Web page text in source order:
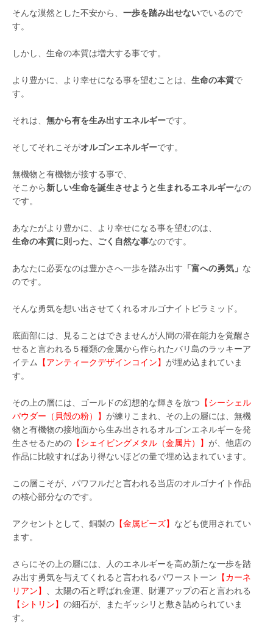
そんな漠然とした不安から、 一歩を踏み出せないでいるので
す。
しかし、生命の本質は増大する事です。
より豊かに、より幸せになる事を望むことは、 生命の本質で
す。
それは、 無から有を生み出すエネルギーです。
そしてそれこそがオルゴンエネルギーです。
無機物と有機物が接する事で、
そこから新しい生命を誕生させようと生まれるエネルギーなの
です。
あなたがより豊かに、より幸せになる事を望むのは、
生命の本質に則った、ごく自然な事なのです。
あなたに必要なのは豊かさへ一歩を踏み出す 「富への勇気」 な
のです。
そんな勇気を想い出させてくれるオルゴナイトピラミッド。
底面部には、見ることはできませんが人間の潜在能力を覚醒さ
せると言われる５種類の金属から作られたバリ島のラッキーア
イテム
【アンティークデザインコイン】 が埋め込まれていま
す。
その上の層には、ゴールドの幻想的な輝きを放つ 【シーシェル
パウダー（貝殻の粉）】 が練りこまれ、その上の層には、無機
物と有機物の接地面から生み出されるオルゴンエネルギーを発
生させるための 【シェイビングメタル（金属片）】 が、他店の
作品に比較すればあり得ないほどの量で埋め込まれています。
この層こそが、パワフルだと言われる当店のオルゴナイト作品
の核心部分なのです。
アクセントとして、銅製の 【金属ビーズ】 なども使用されてい
ます。
さらにその上の層には、人のエネルギーを高め新たな一歩を踏
み出す勇気を与えてくれると言われるパワーストーン 【カーネ
リアン】
、太陽の石と呼ばれ金運、財運アップの石と言われる
【シトリン】 の細石が、またギッシリと敷き詰められていま
す。